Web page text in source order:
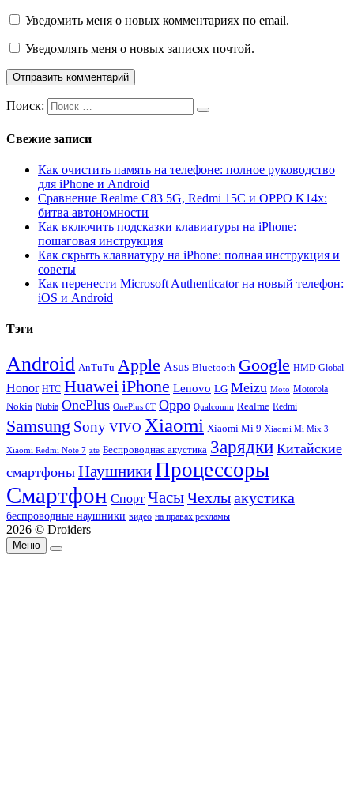
Уведомить меня о новых комментариях по email.
Уведомлять меня о новых записях почтой.
Поиск:
Свежие записи
Как очистить память на телефоне: полное руководство
для iPhone и Android
Сравнение Realme C83 5G, Redmi 15C и OPPO K14x:
битва автономности
Как включить подсказки клавиатуры на iPhone:
пошаговая инструкция
Как скрыть клавиатуру на iPhone: полная инструкция и
советы
Как перенести Microsoft Authenticator на новый телефон:
iOS и Android
Тэги
Android AnTuTu Apple Asus Bluetooth Google HMD Global
Honor HTC HuaweiiPhone Lenovo LG Meizu Moto Motorola
Nokia Nubia OnePlus OnePlus 6T Oppo Qualcomm Realme Redmi
Samsung Sony VIVO Xiaomi Xiaomi Mi 9 Xiaomi Mi Mix 3
Xiaomi Redmi Note 7 zte Беспроводная акустика Зарядки Китайские
смартфоны НаушникиПроцессоры
Смартфон Спорт ЧасыЧехлыакустика
беспроводные наушники видео на правах рекламы
2026 © Droiders
Меню